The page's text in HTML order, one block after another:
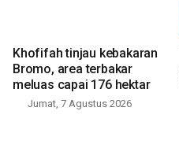
Khofifah tinjau kebakaran
Bromo, area terbakar
meluas capai 176 hektar
Jumat, 7 Agustus 2026